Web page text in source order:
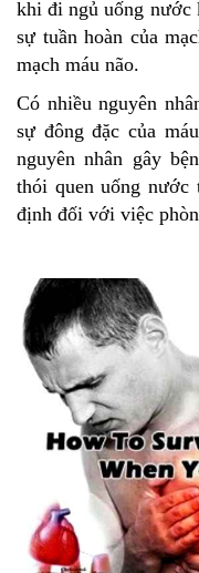
khi đi ngủ uống nước
sự tuần hoàn của
mạch máu não.
Có nhiều nguyên
sự đông đặc của
nguyên nhân gây
thói quen uống
định đối với việc